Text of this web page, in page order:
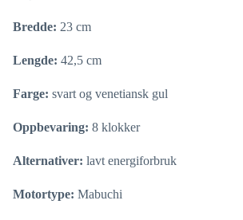
Bredde: 23 cm
Lengde: 42,5 cm
Farge: svart og venetiansk gul
Oppbevaring: 8 klokker
Alternativer: lavt energiforbruk
Motortype: Mabuchi